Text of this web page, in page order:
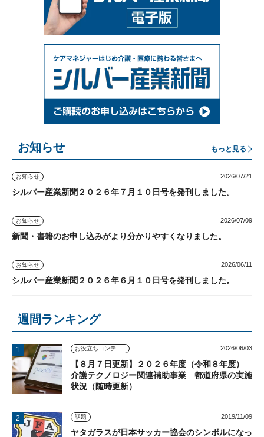
お知らせ もっと見る
お知らせ 2026/07/21
シルバー産業新聞２０２６年７月１０日号を発刊しました。
お知らせ 2026/07/09
新聞・書籍のお申し込みがより分かりやすくなりました。
お知らせ 2026/06/11
シルバー産業新聞２０２６年６月１０日号を発刊しました。
週間ランキング
2026/06/03
【８月７日更新】２０２６年度（令和８年度）
介護テクノロジー関連補助事業 都道府県の実施
状況（随時更新）
話題 2019/11/09
ヤタガラスが日本サッカー協会のシンボルになっ